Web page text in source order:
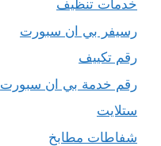
خدمات تنظيف
رسيفر بي ان سبورت
رقم تكييف
رقم خدمة بي ان سبورت
ستلايت
شفاطات مطابخ